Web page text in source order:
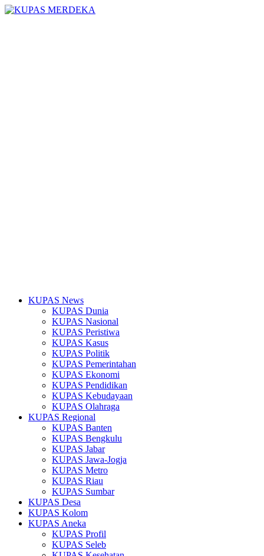
KUPAS News
KUPAS Dunia
KUPAS Nasional
KUPAS Peristiwa
KUPAS Kasus
KUPAS Politik
KUPAS Pemerintahan
KUPAS Ekonomi
KUPAS Pendidikan
KUPAS Kebudayaan
KUPAS Olahraga
KUPAS Regional
KUPAS Banten
KUPAS Bengkulu
KUPAS Jabar
KUPAS Jawa-Jogja
KUPAS Metro
KUPAS Riau
KUPAS Sumbar
KUPAS Desa
KUPAS Kolom
KUPAS Aneka
KUPAS Profil
KUPAS Seleb